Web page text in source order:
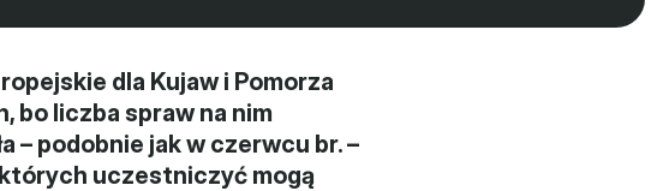
dla Kujaw i Pomorza
bo liczba spraw na nim
– podobnie jak w czerwcu br. –
uczestniczyć mogą